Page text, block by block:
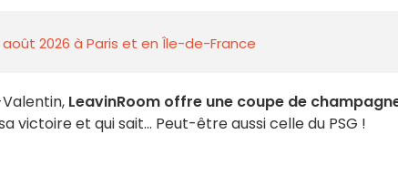
2026 à Paris et en Île-de-France
LeavinRoom offre une coupe de
victoire et qui sait... Peut-être aussi celle du PSG !